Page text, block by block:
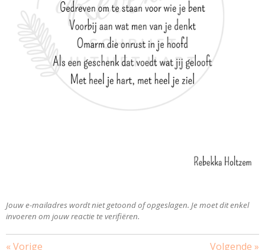
Jouw e-mailadres wordt niet getoond of opgeslagen. Je moet dit enkel
invoeren om jouw reactie te verifiëren.
«Vorige Volgende »